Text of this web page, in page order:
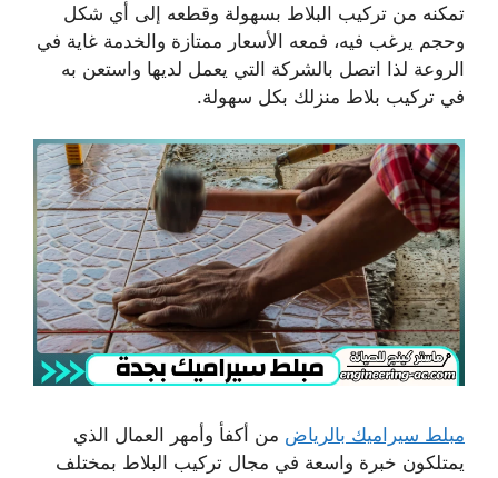
تمكنه من تركيب البلاط بسهولة وقطعه إلى أي شكل
وحجم يرغب فيه، فمعه الأسعار ممتازة والخدمة غاية في
الروعة لذا اتصل بالشركة التي يعمل لديها واستعن به
في تركيب بلاط منزلك بكل سهولة.
مبلط سيراميك بالرياض من أكفأ وأمهر العمال الذي
يمتلكون خبرة واسعة في مجال تركيب البلاط بمختلف